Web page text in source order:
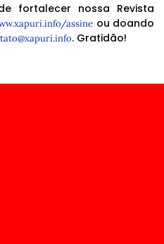
fortalecer nossa Revista
assine ou doando
. Gratidão!